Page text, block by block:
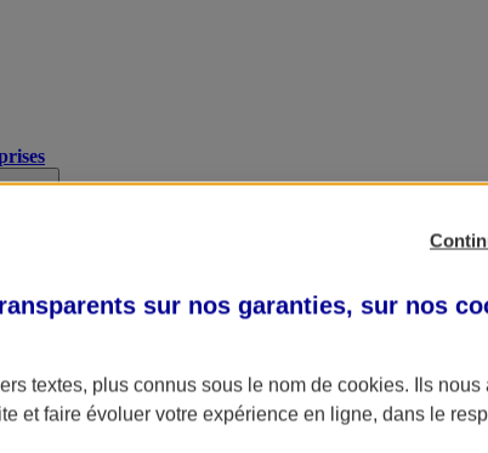
sur nos garanties, sur nos
textes, plus connus sous le nom de cookies. Ils nous
et faire évoluer votre expérience en ligne, dans le